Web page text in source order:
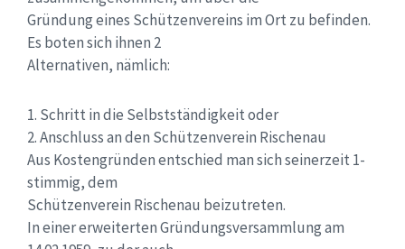
Gründung eines Schützenvereins im Ort zu befinden.
Es boten sich ihnen 2
Alternativen, nämlich:
1. Schritt in die Selbstständigkeit oder
2. Anschluss an den Schützenverein Rischenau
Aus Kostengründen entschied man sich seinerzeit 1-
stimmig, dem
Schützenverein Rischenau beizutreten.
In einer erweiterten Gründungsversammlung am